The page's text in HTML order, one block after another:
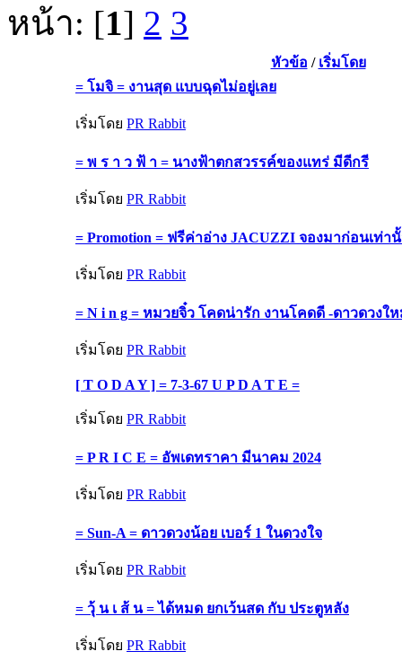
หน้า: [1] 2 3
หัวข้อ / เริ่มโดย
= โมจิ = งานสุด แบบฉุดไม่อยู่เลย
เริ่มโดย PR Rabbit
= พ ร า ว ฟ้ า = นางฟ้าตกสวรรค์ของแทร่ มีดีกรี
เริ่มโดย PR Rabbit
= Promotion = ฟรีค่าอ่าง JACUZZI จองมาก่อนเท่า
เริ่มโดย PR Rabbit
= N i n g = หมวยจิ๋ว โคดน่ารัก งานโคดดี -ดาวดวงใ
เริ่มโดย PR Rabbit
[ T O D A Y ] = 7-3-67 U P D A T E =
เริ่มโดย PR Rabbit
= P R I C E = อัพเดทราคา มีนาคม 2024
เริ่มโดย PR Rabbit
= Sun-A = ดาวดวงน้อย เบอร์ 1 ในดวงใจ
เริ่มโดย PR Rabbit
= วุ้ น เ ส้ น = ได้หมด ยกเว้นสด กับ ประตูหลัง
เริ่มโดย PR Rabbit